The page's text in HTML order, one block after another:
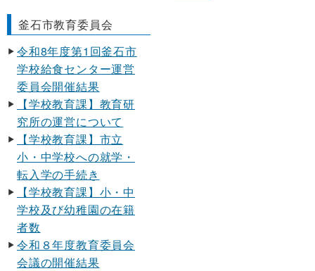
釜石市教育委員会
令和8年度第1回釜石市
学校給食センター運営
委員会開催結果
【学校教育課】教育研
究所の運営について
【学校教育課】市立
小・中学校への就学・
転入学の手続き
【学校教育課】小・中
学校及び幼稚園の在籍
者数
令和８年度教育委員会
会議の開催結果